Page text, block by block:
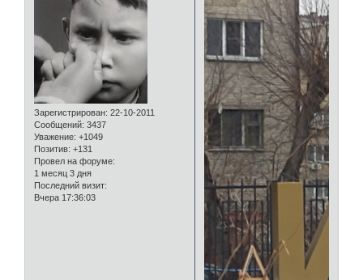
Зарегистрирован: 22-10-2011
Сообщений: 3437
Уважение: +1049
Позитив: +131
Провел на форуме:
1 месяц 3 дня
Последний визит:
Вчера 17:36:03